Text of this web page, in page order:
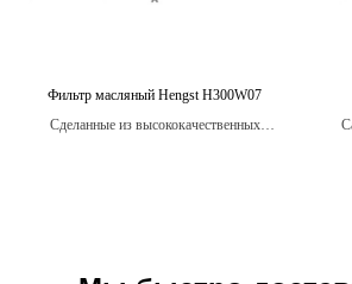
Фильтр масляный Hengst H300W07
Сделанные из высококачественных